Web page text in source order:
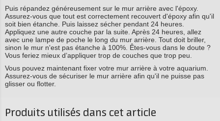
Puis répandez généreusement sur le mur arrière avec l'époxy.
Assurez-vous que tout est correctement recouvert d'époxy afin qu'il
soit bien étanche. Puis laissez sécher pendant 24 heures.
Appliquez une autre couche par la suite. Après 24 heures, allez
avec une lampe de poche le long du mur arrière. Tout doit briller,
sinon le mur n'est pas étanche à 100%. Êtes-vous dans le doute ?
Vous feriez mieux d’appliquer trop de couches que trop peu.
Vous pouvez maintenant fixer votre mur arrière à votre aquarium.
Assurez-vous de sécuriser le mur arrière afin qu'il ne puisse pas
glisser ou flotter.
Produits utilisés dans cet article